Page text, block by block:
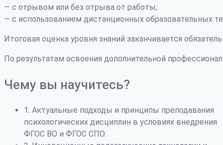
— с отрывом или без отрыва от работы;
— с использованием дистанционных образовательных
Итоговая оценка уровня знаний заканчивается
По результатам освоения дополнительной
Чему вы научитесь?
1. Актуальные подходы и принципы преподавания
психологических дисциплин в условиях внедрения
ФГОС ВО и ФГОС СПО.